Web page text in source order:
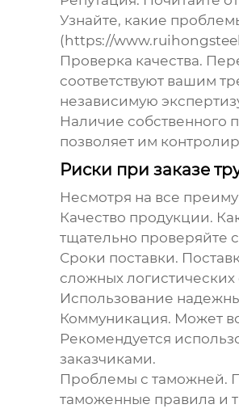
Узнайте, какие
( https://
Проверка качества.
соответствуют вашим
независимую
Наличие собственного
позволяет им
Риски при заказе
Несмотря на все
Качество продукции.
тщательно проверяйте
Сроки поставки.
сложных логистических
Использование
Коммуникация. Может
Рекомендуется
заказчиками.
Проблемы с таможней.
таможенные правила и